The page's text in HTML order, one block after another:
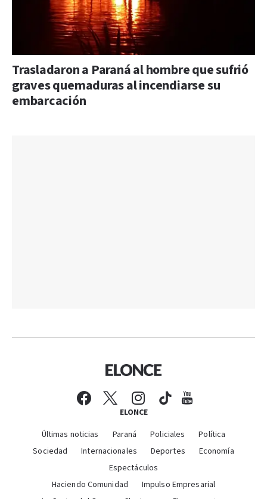
Trasladaron a Paraná al hombre que sufrió
graves quemaduras al incendiarse su
embarcación
ELONCE
Últimas noticias Paraná Policiales
Política
Sociedad
Internacionales Deportes
Economía
Espectáculos
Haciendo Comunidad
Impulso Empresarial